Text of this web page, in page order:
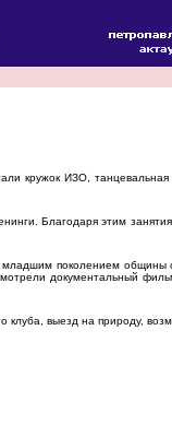
кружок ИЗО, танцевальная
Благодаря этим
поколением общины
документальный
выезд на природу,